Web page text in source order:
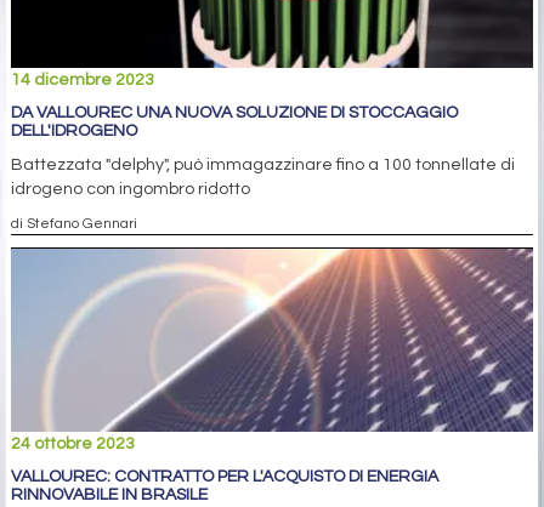
14 dicembre 2023
DA VALLOUREC UNA NUOVA SOLUZIONE DI STOCCAGGIO
DELL'IDROGENO
Battezzata "delphy", può immagazzinare fino a 100 tonnellate di
idrogeno con ingombro ridotto
di Stefano Gennari
24 ottobre 2023
VALLOUREC: CONTRATTO PER L'ACQUISTO DI ENERGIA
RINNOVABILE IN BRASILE